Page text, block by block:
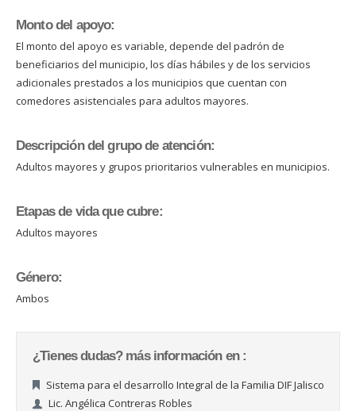
Monto del apoyo:
El monto del apoyo es variable, depende del padrón de
beneficiarios del municipio, los días hábiles y de los servicios
adicionales prestados a los municipios que cuentan con
comedores asistenciales para adultos mayores.
Descripción del grupo de atención:
Adultos mayores y grupos prioritarios vulnerables en municipios.
Etapas de vida que cubre:
Adultos mayores
Género:
Ambos
¿Tienes dudas? más información en :
Sistema para el desarrollo Integral de la Familia DIF Jalisco
Lic. Angélica Contreras Robles